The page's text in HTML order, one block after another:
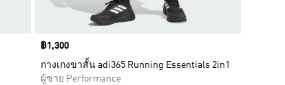
Price
฿1,300
กางเกงขาสั้น adi365 Running Essentials 2in1
ผู้ชาย Performance